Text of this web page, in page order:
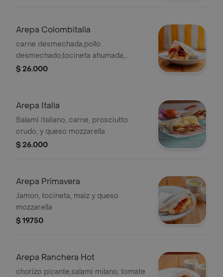
Arepa Colombitalia
carne desmechada,pollo
desmechado,tocineta ahumada,
jamon, maiz,salami,chorizo y queso
$ 26.000
Arepa Italia
Salami italiano, carne, prosciutto
crudo, y queso mozzarella
$ 26.000
Arepa Primavera
Jamon, tocineta, maiz y queso
mozzarella
$ 19.750
Arepa Ranchera Hot
chorizo picante,salami milano, tomate